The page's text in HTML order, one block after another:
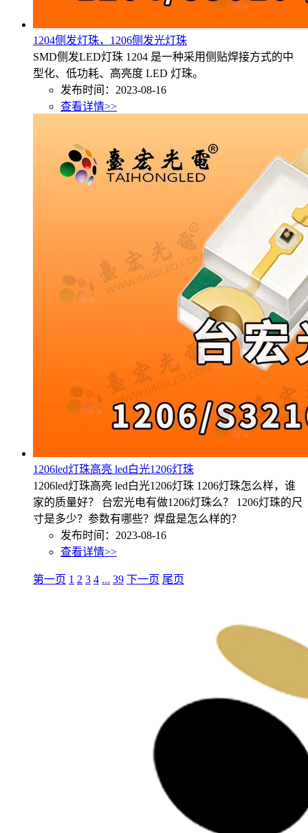
1204侧发灯珠，1206侧发光灯珠
SMD侧发LED灯珠 1204 是一种采用侧贴焊接方式的中
型化、低功耗、高亮度 LED 灯珠。
发布时间：2023-08-16
查看详情>>
1206led灯珠高亮 led白光1206灯珠
1206led灯珠高亮 led白光1206灯珠 1206灯珠怎么样，谁
家的质量好？ 台宏光电有做1206灯珠么？ 1206灯珠的尺
寸是多少？参数有哪些？焊盘是怎么样的？
发布时间：2023-08-16
查看详情>>
第一页 1 2 3 4 ... 39 下一页 尾页